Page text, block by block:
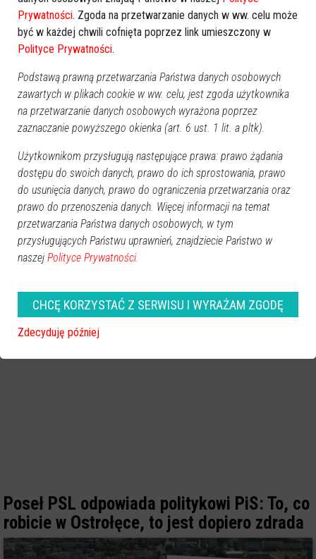
2021-12-04 18:09
Poseł PSL odpowiada politykowi PiS: To, co
robicie w Ostrołęce, to jest dopiero zdrada
Prywatności. Zgoda na przetwarzanie danych w ww. celu może
być w każdej chwili cofnięta poprzez link umieszczony w
Polityce Prywatności.
Podstawą prawną przetwarzania Państwa danych osobowych
zawartych w plikach cookie w ww. celu, jest zgoda użytkownika
na przetwarzanie danych osobowych wyrażona poprzez
zaznaczanie powyższego okienka (art. 6 ust. 1 lit. a pltk).
Użytkownikom przysługują następujące prawa: prawo żądania
dostępu do swoich danych, prawo do ich sprostowania, prawo
do usunięcia danych, prawo do ograniczenia przetwarzania oraz
prawo do przenoszenia danych. Więcej informacji na temat
przetwarzania Państwa danych osobowych, w tym
przysługujących Państwu uprawnień, znajdziecie Państwo w
naszej Polityce Prywatności.
CHCĘ KORZYSTAĆ Z SERWISU I WYRAŻAM ZGODĘ
Zdecyduję później